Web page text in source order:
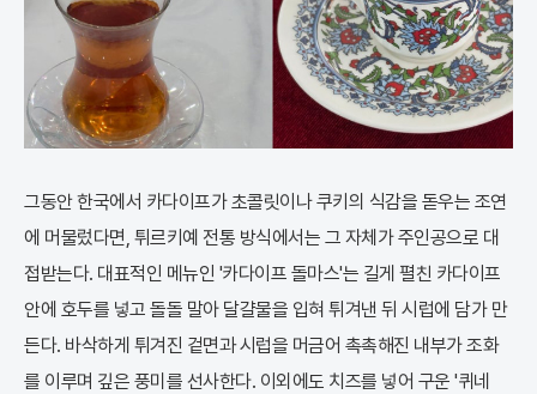
그동안 한국에서 카다이프가 초콜릿이나 쿠키의 식감을 돋우는 조연
에 머물렀다면, 튀르키예 전통 방식에서는 그 자체가 주인공으로 대
접받는다. 대표적인 메뉴인 '카다이프 돌마스'는 길게 펼친 카다이프
안에 호두를 넣고 돌돌 말아 달걀물을 입혀 튀겨낸 뒤 시럽에 담가 만
든다. 바삭하게 튀겨진 겉면과 시럽을 머금어 촉촉해진 내부가 조화
를 이루며 깊은 풍미를 선사한다. 이외에도 치즈를 넣어 구운 '퀴네